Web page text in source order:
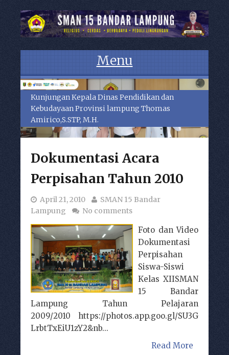
Menu
Skip to content
Kunjungan Kepala Dinas Pendidikan dan
Kebudayaan Provinsi lampung Thomas
Amirico,S.STP, M.H.
Dokumentasi Acara
Perpisahan Tahun 2010
April 21, 2010
SMAN 15 Bandar
Lampung
No comments
Foto dan Video
Dokumentasi
Perpisahan
Siswa-Siswi
Kelas XIISMAN
15 Bandar
Lampung Tahun Pelajaran
2009/2010 https://photos.app.goo.gl/SU3G
LrbtTxEiU1zY2&nb...
Read More